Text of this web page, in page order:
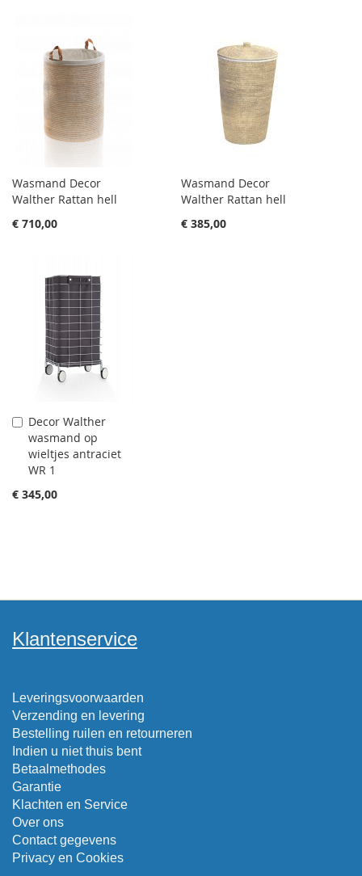
Wasmand Decor
Walther Rattan hell
€ 710,00
Wasmand Decor
Walther Rattan hell
€ 385,00
Decor Walther
wasmand op
wieltjes antraciet
WR 1
€ 345,00
Aan
winkelwagen
toevoegen
Klantenservice
Leveringsvoorwaarden
Verzending en levering
Bestelling ruilen en retourneren
Indien u niet thuis bent
Betaalmethodes
Garantie
Klachten en Service
Over ons
Contact gegevens
Privacy en Cookies